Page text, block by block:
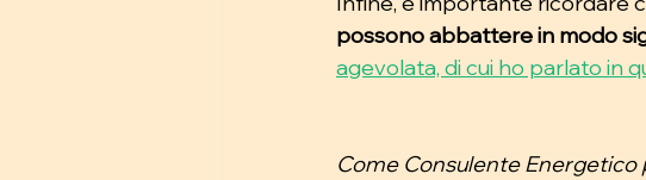
possono abbattere in modo
agevolata, di cui ho parlato in
Come Consulente Energetico